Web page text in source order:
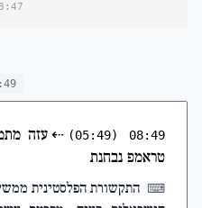
08:49
(05:49)
⇠ עזה
טראמפ נבחנת
⌨ התקשורת הפלסטינית